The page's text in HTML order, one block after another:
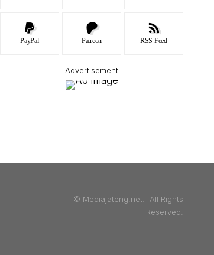
PayPal Patreon RSS Feed
- Advertisement -
© Mediajateng.net. All Rights
Reserved.